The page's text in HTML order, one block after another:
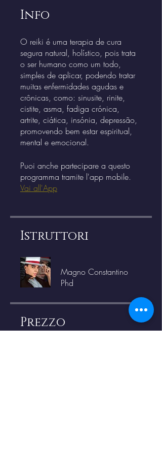
Info
O reiki é uma terapia de cura
segura natural, holístico, pois trata
o ser humano como um todo,
simples de aplicar, podendo tratar
muitas enfermidades agudas e
crônicas, como: sinusite, rinite,
cistite, asma, fadiga crónica,
artrite, ciática, insónia, depressão,
promovendo bem estar espiritual,
Puoi anche partecipare a questo
programma tramite l'app mobile.
Vai all'App
Istruttori
Magno Constantino
Phd
Prezzo